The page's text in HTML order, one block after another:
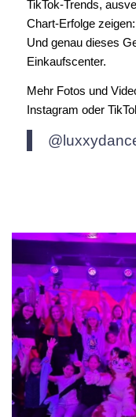
TikTok‑Trends,
Chart‑Erfolge
Und genau dieses
Einkaufscenter.
Mehr Fotos und
Instagram oder